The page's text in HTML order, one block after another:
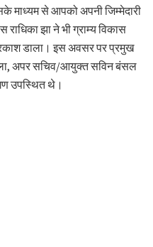
माध्यम से आपको अपनी जिम्मेदारी
राधिका झा ने भी ग्राम्य विकास
डाला। इस अवसर पर प्रमुख
अपर सचिव/आयुक्त सविन बंसल
उपस्थित थे।